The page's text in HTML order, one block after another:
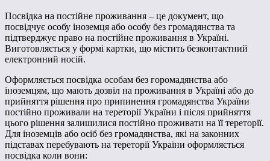
Посвідка на постійне проживання – це документ, що
посвідчує особу іноземця або особу без громадянства та
підтверджує право на постійне проживання в Україні.
Виготовляється у формі картки, що містить безконтактний
електронний носій.
Оформляється посвідка особам без горомадянства або
іноземцям, що мають дозвіл на проживання в Україні або до
прийняття рішення про припинення громадянства України
постійно проживали на тереторії України і після прийняття
цього рішення залишилися постійно проживати на її тереторії.
Для іноземців або осіб без громадянства, які на законних
підставах перебувають на тереторії України оформляється
посвідка коли вони: